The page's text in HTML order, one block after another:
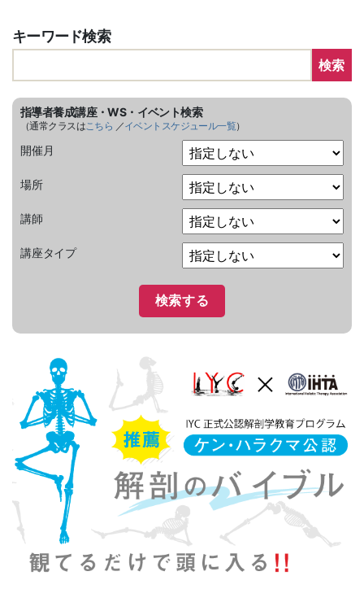
キーワード検索
検索
指導者養成講座・WS・イベント検索
（通常クラスはこちら ／イベントスケジュール一覧）
開催月
場所
講師
講座タイプ